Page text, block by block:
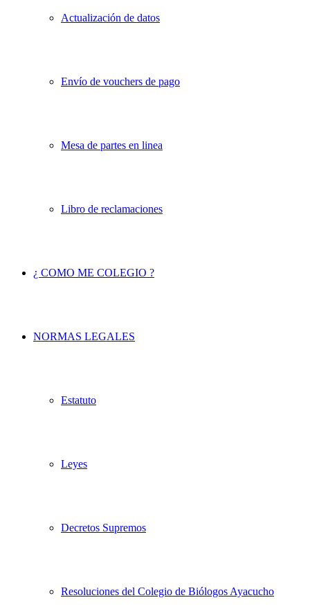
Actualización de datos
Envío de vouchers de pago
Mesa de partes en linea
Libro de reclamaciones
¿ COMO ME COLEGIO ?
NORMAS LEGALES
Estatuto
Leyes
Decretos Supremos
Resoluciones del Colegio de Biólogos Ayacucho